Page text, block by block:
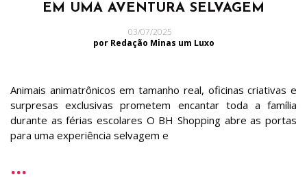
EM UMA AVENTURA SELVAGEM
03/07/2025
por Redação Minas um Luxo
Animais animatrônicos em tamanho real, oficinas criativas e
surpresas exclusivas prometem encantar toda a família
durante as férias escolares O BH Shopping abre as portas
para uma experiência selvagem e